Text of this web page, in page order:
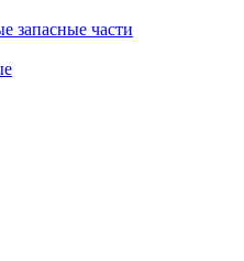
запасные части